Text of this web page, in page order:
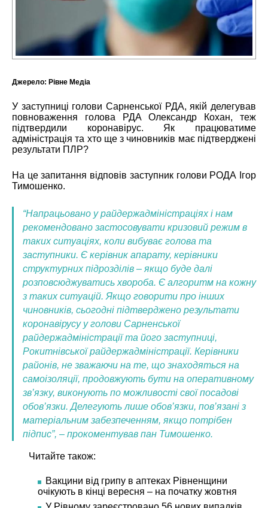
Джерело: Рівне Медіа
У заступниці голови Сарненської РДА, якій делегував
повноваження голова РДА Олександр Кохан, теж
підтвердили коронавірус. Як працюватиме
адміністрація та хто ще з чиновників має підтверджені
результати ПЛР?
На це запитання відповів заступник голови РОДА Ігор
Тимошенко.
“Напрацьовано у райдержадміністраціях і нам
рекомендовано застосовувати кризовий режим в
таких ситуаціях, коли вибуває голова та
заступники. Є керівник апарату, керівники
структурних підрозділів – якщо буде далі
розповсюджуватись хвороба. Є алгоритм на кожну
з таких ситуацій. Якщо говорити про інших
чиновників, сьогодні підтверджено результати
коронавірусу у голови Сарненської
райдержадміністрації та його заступниці,
Рокитнівської райдержадміністрації. Керівники
районів, не зважаючи на те, що знаходяться на
самоізоляції, продовжують бути на оперативному
зв’язку, виконують по можливості свої посадові
обов’язки. Делегують лише обов’язки, пов’язані з
матеріальним забезпеченням, якщо потрібен
підпис”, – прокоментував пан Тимошенко.
Читайте також:
Вакцини від грипу в аптеках Рівненщини
очікують в кінці вересня – на початку жовтня